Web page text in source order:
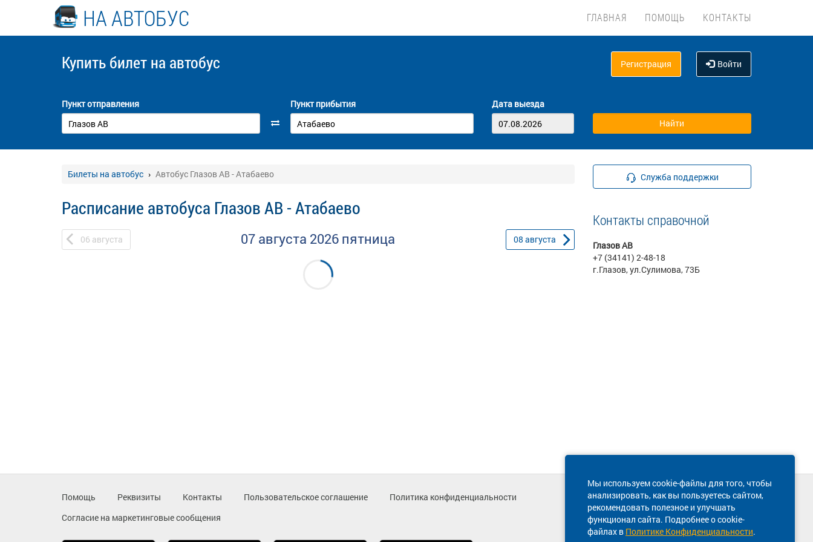
НА АВТОБУС ГЛАВНАЯ ПОМОЩЬ КОНТАКТЫ
Купить билет на автобус Регистрация Войти
Пункт отправления Пункт прибытия Дата выезда
Билеты на автобус Автобус Глазов АВ - Атабаево
Расписание автобуса Глазов АВ - Атабаево
06 августа 07 августа 2026 пятница 08 августа
Служба поддержки
Контакты справочной
Глазов АВ
+7 (34141) 2-48-18
г.Глазов, ул.Сулимова, 73Б
Мы используем cookie-файлы для того, чтобы
анализировать, как вы пользуетесь сайтом,
рекомендовать полезное и улучшать
функционал сайта. Подробнее о cookie-
файлах в Политике Конфиденциальности.
Помощь Реквизиты Контакты Пользовательское соглашение
Политика конфиденциальности
Согласие на маркетинговые сообщения
Техническая поддержка сайта
8 800 600-03-38